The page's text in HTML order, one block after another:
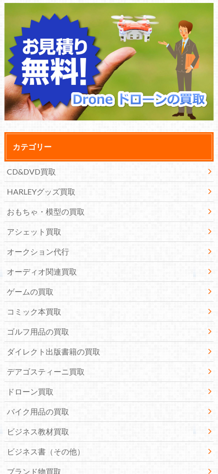
カテゴリー
CD&DVD買取
HARLEYグッズ買取
おもちゃ・模型の買取
アシェット買取
オークション代行
オーディオ関連買取
ゲームの買取
コミック本買取
ゴルフ用品の買取
ダイレクト出版書籍の買取
デアゴスティーニ買取
ドローン買取
バイク用品の買取
ビジネス教材買取
ビジネス書（その他）
ブランド物買取